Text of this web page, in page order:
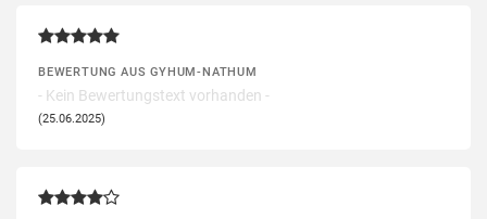
BEWERTUNG AUS GYHUM-NATHUM
- Kein Bewertungstext vorhanden -
(25.06.2025)